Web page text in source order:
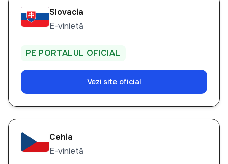
Slovacia
E-vinietă
PE PORTALUL OFICIAL
Vezi site oficial
Cehia
E-vinietă